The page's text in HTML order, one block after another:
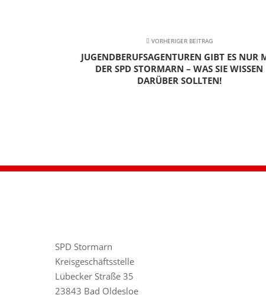
VORHERIGER BEITRAG
JUGENDBERUFSAGENTUREN GIBT ES NUR
DER SPD STORMARN – WAS SIE WISSEN
DARÜBER SOLLTEN!
SPD Stormarn
Kreisgeschäftsstelle
Lübecker Straße 35
23843 Bad Oldesloe